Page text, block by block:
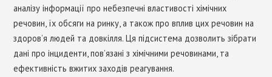
аналізу інформації про небезпечні властивості хімічних
речовин, їх обсяги на ринку, а також про вплив цих речовин на
здоров’я людей та довкілля. Ця підсистема дозволить зібрати
дані про інциденти, пов’язані з хімічними речовинами, та
ефективність вжитих заходів реагування.